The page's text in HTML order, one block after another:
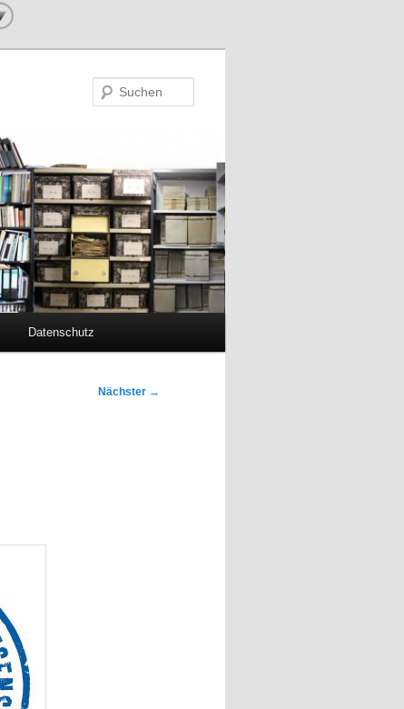
Datenschutz
Nächster →